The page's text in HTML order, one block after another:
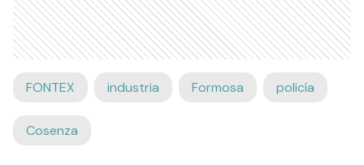
FONTEX industria Formosa policía
Cosenza